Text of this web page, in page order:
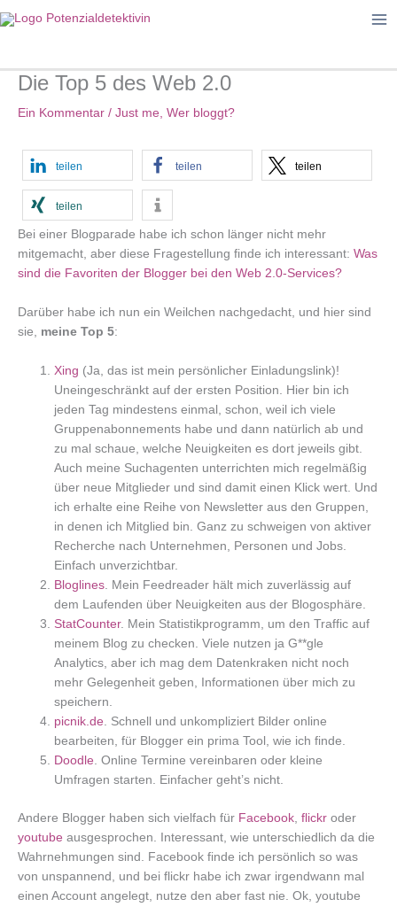
Inhalt
Die Top 5 des Web 2.0
Ein Kommentar / Just me, Wer bloggt?
teilen teilen teilen
teilen
Bei einer Blogparade habe ich schon länger nicht mehr
mitgemacht, aber diese Fragestellung finde ich interessant: Was
sind die Favoriten der Blogger bei den Web 2.0-Services?
Darüber habe ich nun ein Weilchen nachgedacht, und hier sind
sie, meine Top 5:
Xing (Ja, das ist mein persönlicher Einladungslink)!
Uneingeschränkt auf der ersten Position. Hier bin ich
jeden Tag mindestens einmal, schon, weil ich viele
Gruppenabonnements habe und dann natürlich ab und
zu mal schaue, welche Neuigkeiten es dort jeweils gibt.
Auch meine Suchagenten unterrichten mich regelmäßig
über neue Mitglieder und sind damit einen Klick wert. Und
ich erhalte eine Reihe von Newsletter aus den Gruppen,
in denen ich Mitglied bin. Ganz zu schweigen von aktiver
Recherche nach Unternehmen, Personen und Jobs.
Einfach unverzichtbar.
Bloglines. Mein Feedreader hält mich zuverlässig auf
dem Laufenden über Neuigkeiten aus der Blogosphäre.
StatCounter. Mein Statistikprogramm, um den Traffic auf
meinem Blog zu checken. Viele nutzen ja G**gle
Analytics, aber ich mag dem Datenkraken nicht noch
mehr Gelegenheit geben, Informationen über mich zu
speichern.
picnik.de. Schnell und unkompliziert Bilder online
bearbeiten, für Blogger ein prima Tool, wie ich finde.
Doodle. Online Termine vereinbaren oder kleine
Umfragen starten. Einfacher geht’s nicht.
Andere Blogger haben sich vielfach für Facebook flickr oder
youtube ausgesprochen. Interessant, wie unterschiedlich da die
Wahrnehmungen sind. Facebook finde ich persönlich so was
von unspannend, und bei flickr habe ich zwar irgendwann mal
einen Account angelegt, nutze den aber fast nie. Ok, youtube